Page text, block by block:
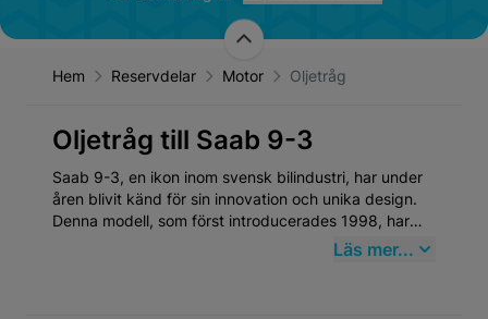
Hem Reservdelar Motor Oljetråg
Oljetråg till Saab 9-3
Saab 9-3, en ikon inom svensk bilindustri, har under
åren blivit känd för sin innovation och unika design.
Denna modell, som först introducerades 1998, har
alltid stått för hög säkerhet och utmärkt kördynamik.
Läs mer...